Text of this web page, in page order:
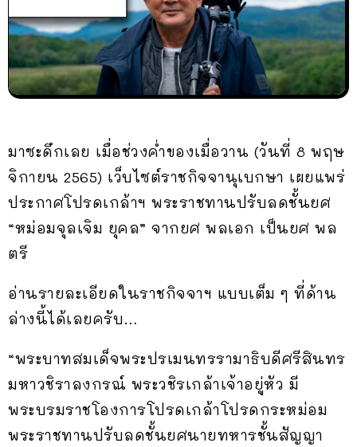
มาซะดึกเลย เมื่อช่วงค่ำของเมื่อวาน (วันที่ 8 พฤษ
จิกายน 2565) เว็บไซต์ราชกิจจานุเบกษา เผยแพร่
ประกาศโปรดเกล้าฯ พระราชทานปรับลดชั้นยศ
“หม่อมจุลเจิม ยุคล” จากยศ พลเอก เป็นยศ พล
ตรี
อ่านรายละเอียดในราชกิจจาฯ แบบเต็ม ๆ ที่ด้าน
ล่างนี้ได้เลยครับ…
“พระบาทสมเด็จพระปรเมนทรรามาธิบดีศรีสินทร
มหาวชิราลงกรณ์ พระวชิรเกล้าเจ้าอยู่หัว มี
พระบรมราชโองการโปรดเกล้าโปรดกระหม่อม
พระราชทานปรับลดชั้นยศนายทหารชั้นสัญญา